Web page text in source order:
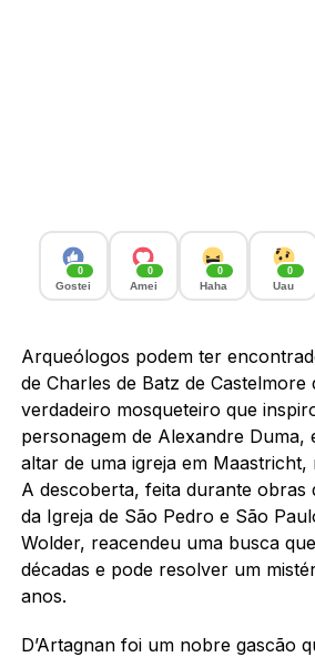
0
Gostei
0
Amei
0
Haha
0
Uau
Arqueólogos podem ter
de Charles de Batz de Castelmore
verdadeiro mosqueteiro que
personagem de Alexandre Duma,
altar de uma igreja em Maastricht,
A descoberta, feita durante obras
da Igreja de São Pedro e São
Wolder, reacendeu uma busca
décadas e pode resolver um
anos.
D’Artagnan foi um nobre gascão